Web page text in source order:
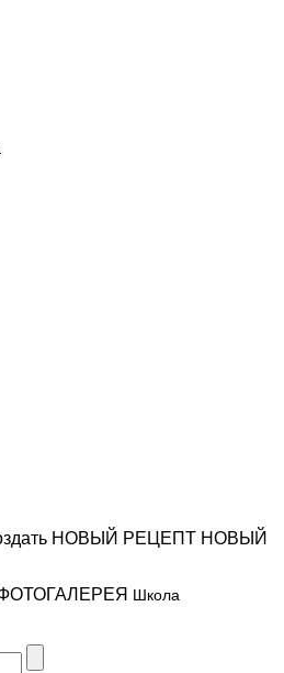
НОВЫЙ РЕЦЕПТ НОВЫЙ
Школа